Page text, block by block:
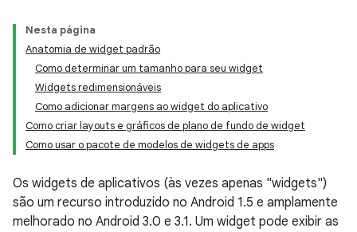
Nesta página
Anatomia de widget padrão
Como determinar um tamanho para seu widget
Widgets redimensionáveis
Como adicionar margens ao widget do aplicativo
Como criar layouts e gráficos de plano de fundo de widget
Como usar o pacote de modelos de widgets de apps
Os widgets de aplicativos (às vezes apenas "widgets")
são um recurso introduzido no Android 1.5 e amplamente
melhorado no Android 3.0 e 3.1. Um widget pode exibir as